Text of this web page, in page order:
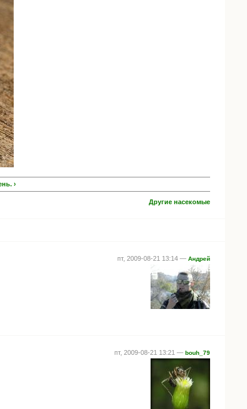
›
Другие насекомые
пт, 2009-08-21 13:14 — Андрей
пт, 2009-08-21 13:21 — bouh_79